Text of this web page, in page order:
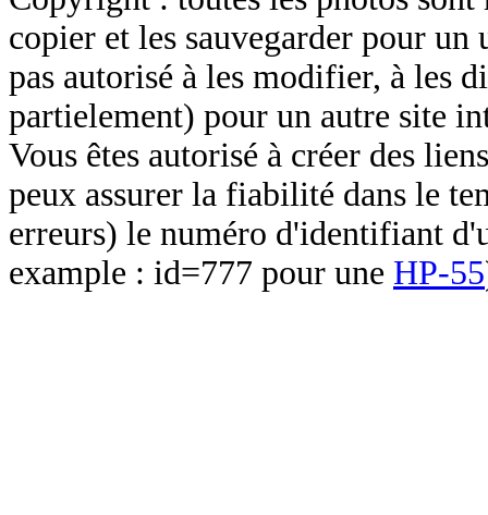
copier et les sauvegarder pour un
pas autorisé à les modifier, à les
partielement) pour un autre site
Vous êtes autorisé à créer des
peux assurer la fiabilité dans le
erreurs) le numéro d'identifiant
example : id=777 pour une HP-55